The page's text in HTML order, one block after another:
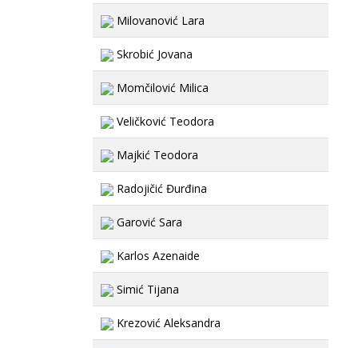
Milovanović Lara
Skrobić Jovana
Momčilović Milica
Veličković Teodora
Majkić Teodora
Radojičić Đurđina
Garović Sara
Karlos Azenaide
Simić Tijana
Krezović Aleksandra